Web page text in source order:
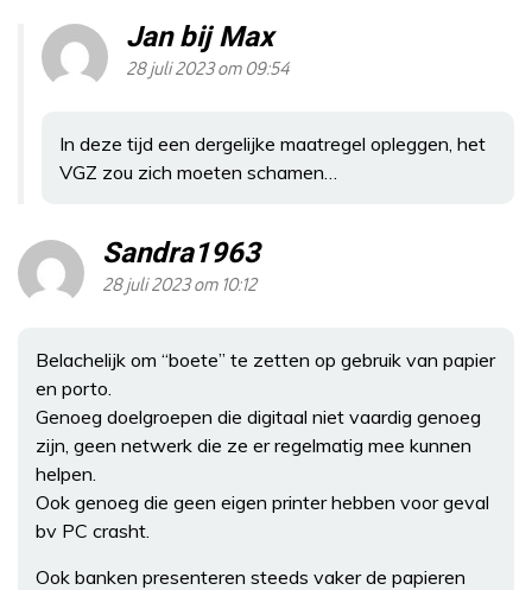
Jan bij Max
28 juli 2023 om 09:54
In deze tijd een dergelijke maatregel opleggen, het
VGZ zou zich moeten schamen…
Sandra1963
28 juli 2023 om 10:12
Belachelijk om “boete” te zetten op gebruik van papier
en porto.
Genoeg doelgroepen die digitaal niet vaardig genoeg
zijn, geen netwerk die ze er regelmatig mee kunnen
helpen.
Ook genoeg die geen eigen printer hebben voor geval
bv PC crasht.
Ook banken presenteren steeds vaker de papieren